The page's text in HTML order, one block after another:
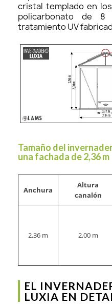
cristal templado en
policarbonato de
tratamiento UV
Tamaño del
una fachada de 2,36 m
Anchura
Altura
canalón
2,36 m 2,00 m
EL
LUXIA EN